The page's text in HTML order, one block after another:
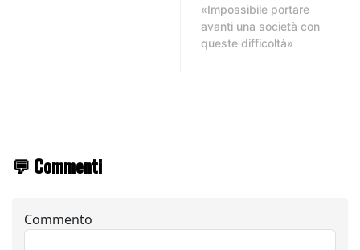
«Impossibile portare
avanti una società con
queste difficoltà»
💬 Commenti